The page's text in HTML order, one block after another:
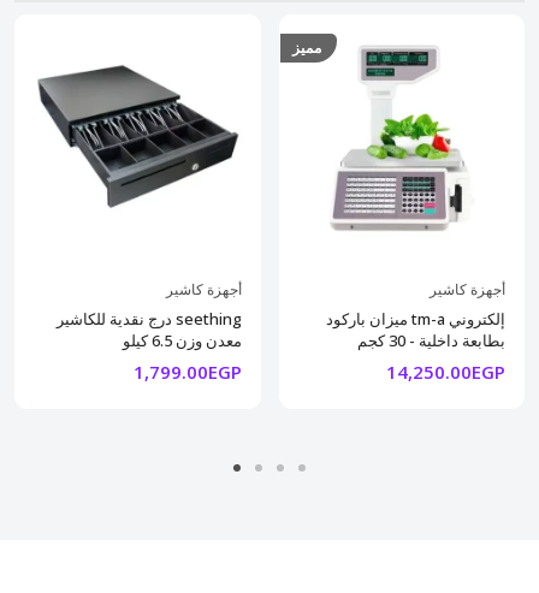
أجهزة كاشير
درج نقدية للكاشير seething
معدن وزن 6.5 كيلو
1,799.00EGP
مميز
أجهزة كاشير
ميزان باركود tm-a إلكتروني
بطابعة داخلية - 30 كجم
14,250.00EGP